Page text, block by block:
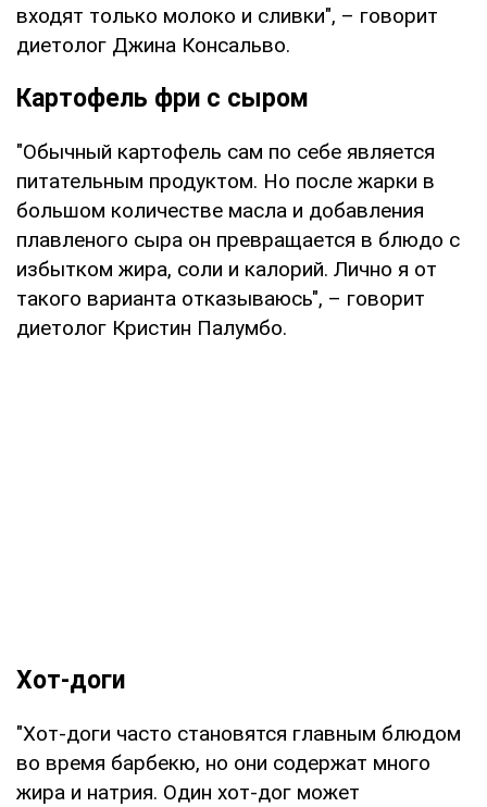
входят только молоко и сливки", – говорит
диетолог Джина Консальво.
Картофель фри с сыром
"Обычный картофель сам по себе является
питательным продуктом. Но после жарки в
большом количестве масла и добавления
плавленого сыра он превращается в блюдо с
избытком жира, соли и калорий. Лично я от
такого варианта отказываюсь", – говорит
диетолог Кристин Палумбо.
Хот-доги
"Хот-доги часто становятся главным блюдом
во время барбекю, но они содержат много
жира и натрия. Один хот-дог может